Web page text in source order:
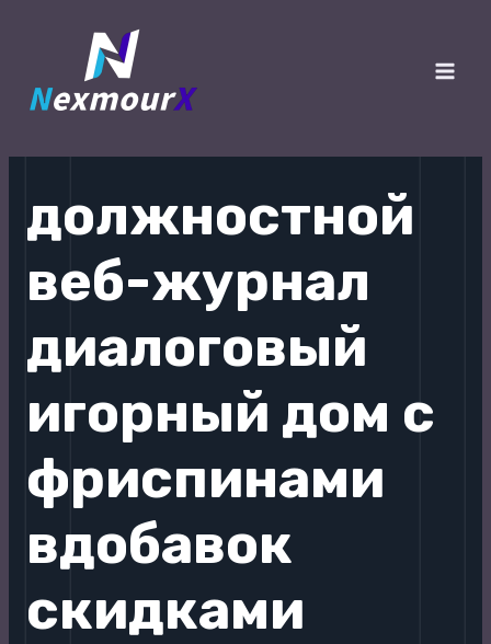
должностной
веб-журнал
диалоговый
игорный дом с
фриспинами
вдобавок
скидками